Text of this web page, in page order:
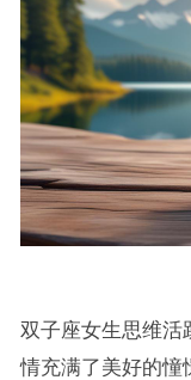
双子座女生思维活
情充满了美好的憧